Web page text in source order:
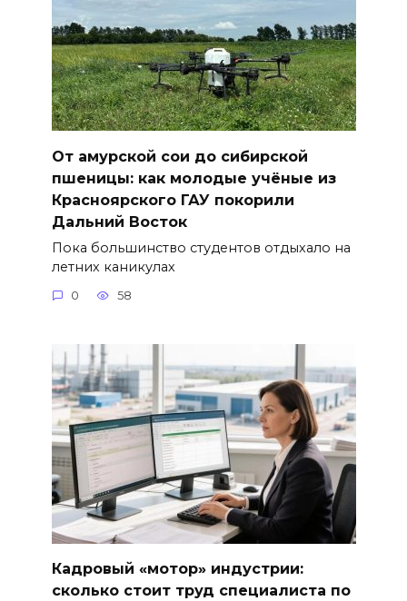
От амурской сои до сибирской
пшеницы: как молодые учёные из
Красноярского ГАУ покорили
Дальний Восток
Пока большинство студентов отдыхало на
летних каникулах
0 58
Кадровый «мотор» индустрии:
сколько стоит труд специалиста по